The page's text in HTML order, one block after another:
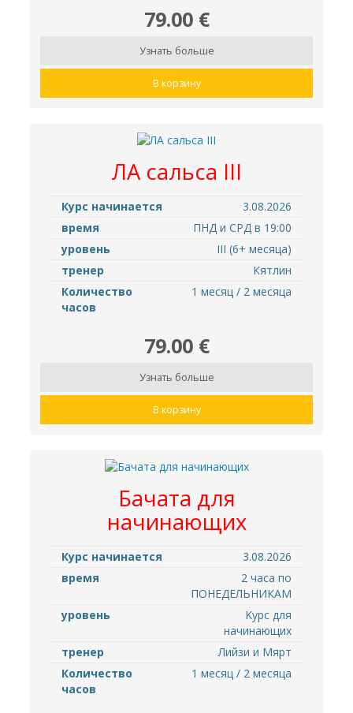
79.00 €
Узнать больше
В корзину
ЛА сальса III
Курс начинается
3.08.2026
время
ПНД и СРД в 19:00
уровень
III (6+ месяца)
тренер
Кятлин
Количество
часов
1 месяц / 2 месяца
79.00 €
Узнать больше
В корзину
Бачатa для
начинающих
Курс начинается
3.08.2026
время
2 часа по
ПОНЕДЕЛЬНИКАМ
уровень
Kурс для
начинающих
тренер
Лийзи и Мярт
Количество
часов
1 месяц / 2 месяца